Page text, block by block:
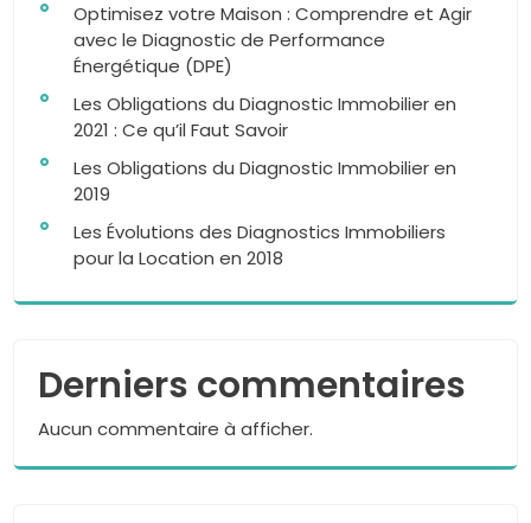
Optimisez votre Maison : Comprendre et Agir
avec le Diagnostic de Performance
Énergétique (DPE)
Les Obligations du Diagnostic Immobilier en
2021 : Ce qu’il Faut Savoir
Les Obligations du Diagnostic Immobilier en
2019
Les Évolutions des Diagnostics Immobiliers
pour la Location en 2018
Derniers commentaires
Aucun commentaire à afficher.